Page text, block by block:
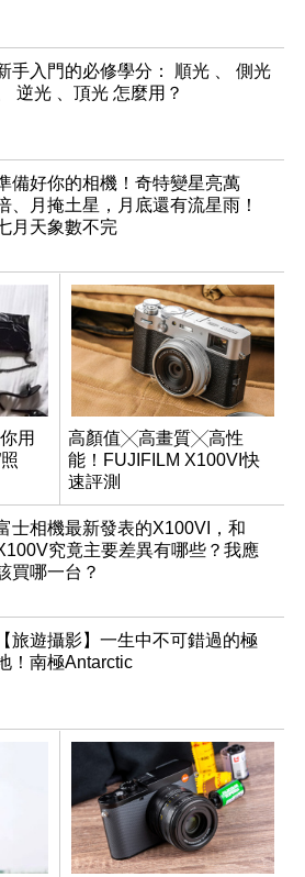
手入門的必修學分： 順光 、 側光
、 逆光 、頂光 怎麼用？
備好你的相機！奇特變星亮萬
、月掩土星，月底還有流星雨！
月天象數不完
用
高顏值╳高畫質╳高性
能！FUJIFILM X100VI快
速評測
士相機最新發表的X100VI，和
究竟主要差異有哪些？我應
買哪一台？
【旅遊攝影】一生中不可錯過的極
！南極Antarctic